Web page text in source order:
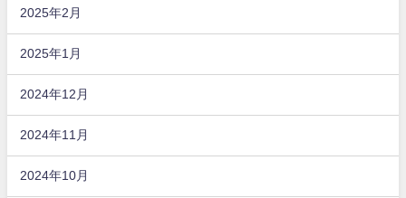
2025年2月
2025年1月
2024年12月
2024年11月
2024年10月